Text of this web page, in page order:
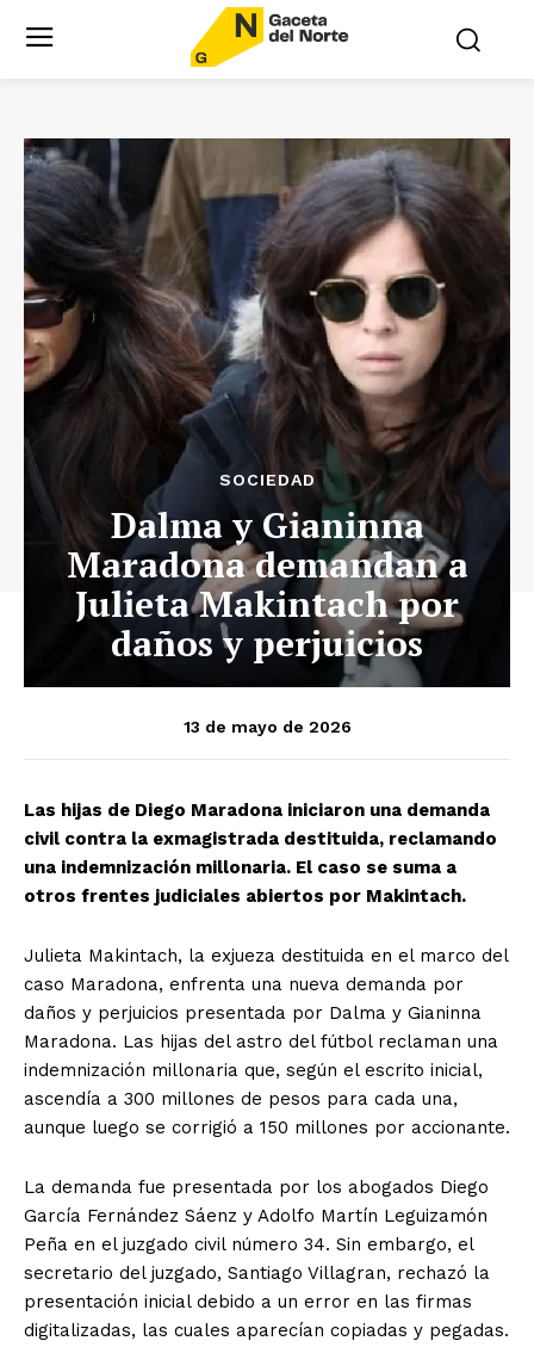
SOCIEDAD
Dalma y Gianinna
Maradona demandan a
Julieta Makintach por
daños y perjuicios
13 de mayo de 2026
Las hijas de Diego Maradona iniciaron una demanda
civil contra la exmagistrada destituida, reclamando
una indemnización millonaria. El caso se suma a
otros frentes judiciales abiertos por Makintach.
Julieta Makintach, la exjueza destituida en el marco del
caso Maradona, enfrenta una nueva demanda por
daños y perjuicios presentada por Dalma y Gianinna
Maradona. Las hijas del astro del fútbol reclaman una
indemnización millonaria que, según el escrito inicial,
ascendía a 300 millones de pesos para cada una,
aunque luego se corrigió a 150 millones por accionante.
La demanda fue presentada por los abogados Diego
García Fernández Sáenz y Adolfo Martín Leguizamón
Peña en el juzgado civil número 34. Sin embargo, el
secretario del juzgado, Santiago Villagran, rechazó la
presentación inicial debido a un error en las firmas
digitalizadas, las cuales aparecían copiadas y pegadas.